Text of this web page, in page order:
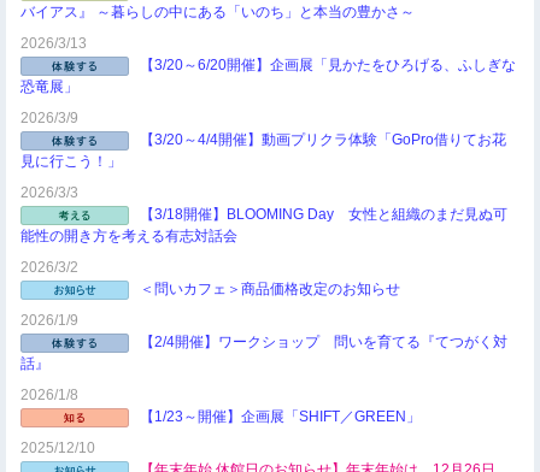
バイアス』 ～暮らしの中にある「いのち」と本当の豊かさ～
2026/3/13
【3/20～6/20開催】企画展「見かたをひろげる、ふしぎな
恐竜展」
2026/3/9
【3/20～4/4開催】動画プリクラ体験「GoPro借りてお花
見に行こう！」
2026/3/3
【3/18開催】BLOOMING Day 女性と組織のまだ見ぬ可
能性の開き方を考える有志対話会
2026/3/2
＜問いカフェ＞商品価格改定のお知らせ
2026/1/9
【2/4開催】ワークショップ 問いを育てる『てつがく対
話』
2026/1/8
【1/23～開催】企画展「SHIFT／GREEN」
2025/12/10